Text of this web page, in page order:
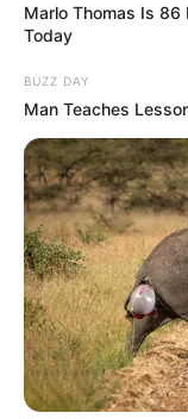
Marlo Thomas Is 86
Today
BUZZ DAY
Man Teaches